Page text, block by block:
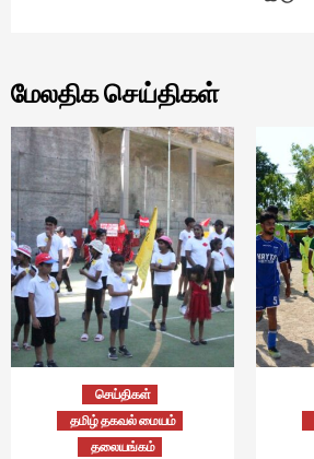
மேலதிக செய்திகள்
செய்திகள்
தமிழ் தகவல் மையம்
தலையங்கம்